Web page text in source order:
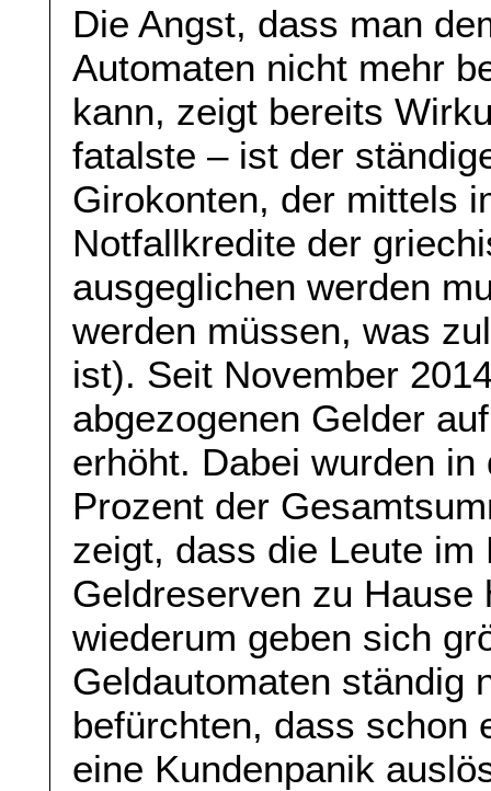
Die Angst, dass man
Automaten nicht mehr
kann, zeigt bereits
fatalste – ist der
Girokonten, der mittels
Notfallkredite der
ausgeglichen werden
werden müssen, was
ist). Seit November
abgezogenen Gelder
erhöht. Dabei wurden
Prozent der
zeigt, dass die Leute
Geldreserven zu Hause
wiederum geben sich
Geldautomaten ständig
befürchten, dass schon
eine Kundenpanik